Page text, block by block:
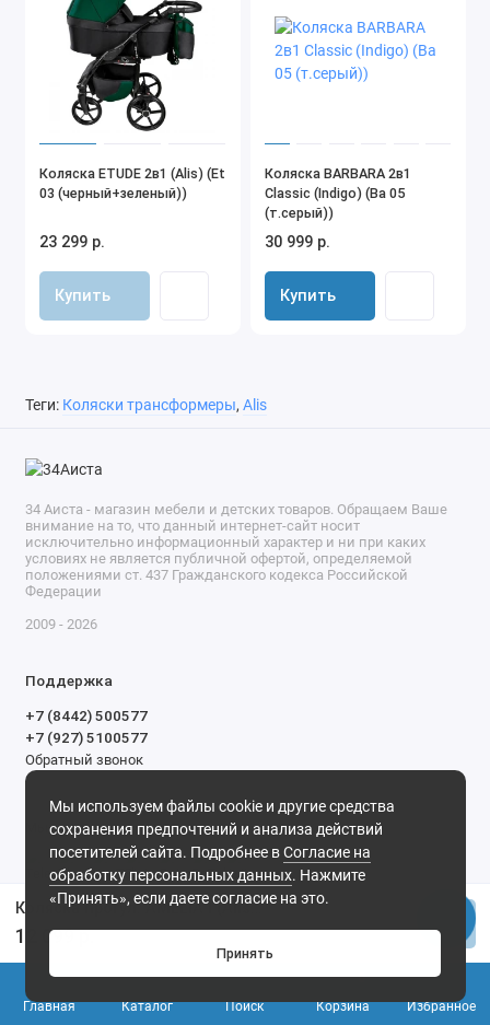
Главная Каталог Поиск Корзина
0
Избранное
Коляска прогул. AMELIA I (Alis) (Am 11 (серый+розовый))
12 099 р.
Коляска ETUDE 2в1 (Alis) (Et
03 (черный+зеленый))
23 299 р.
Купить
Коляска BARBARA 2в1
Classic (Indigo) (Ba 05
(т.серый))
30 999 р.
Купить
Теги: Коляски трансформеры, Alis
Мы используем файлы cookie и другие средства
сохранения предпочтений и анализа действий
посетителей сайта. Подробнее вСогласие на
обработку персональных данных. Нажмите
«Принять», если даете согласие на это.
Принять
34 Аиста - магазин мебели и детских товаров. Обращаем Ваше
внимание на то, что данный интернет-сайт носит
исключительно информационный характер и ни при каких
условиях не является публичной офертой, определяемой
положениями ст. 437 Гражданского кодекса Российской
Федерации
2009 - 2026
Поддержка
+7 (8442) 500577
+7 (927) 5100577
Обратный звонок
Мы в сети